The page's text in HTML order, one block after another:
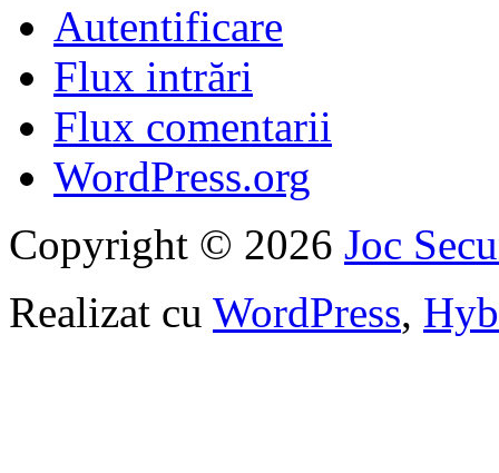
Autentificare
Flux intrări
Flux comentarii
WordPress.org
Copyright © 2026 Joc
Realizat cu WordPress,